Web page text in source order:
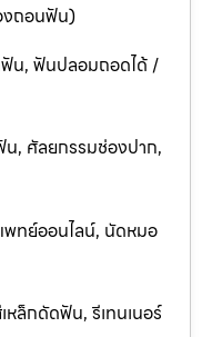
งถอนฟัน)
น, ฟันปลอมถอดได้ /
, ศัลยกรรมช่องปาก,
ทย์ออนไลน์, นัดหมอ
ล็กดัดฟัน, รีเทนเนอร์